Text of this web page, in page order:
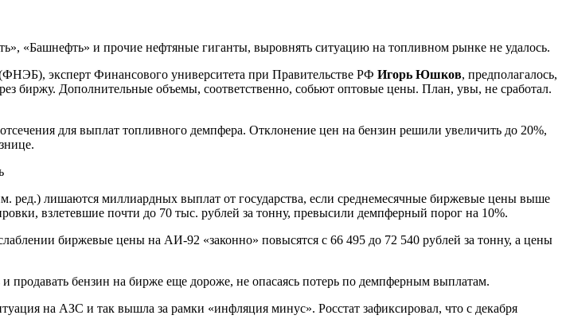
«Башнефть» и прочие нефтяные гиганты, выровнять ситуацию на топливном рынке не удалось.
эксперт Финансового университета при Правительстве РФ Игорь Юшков, предполагалось,
биржу. Дополнительные объемы, соответственно, собьют оптовые цены. План, увы, не сработал.
для выплат топливного демпфера. Отклонение цен на бензин решили увеличить до 20%,
лишаются миллиардных выплат от государства, если среднемесячные биржевые цены выше
взлетевшие почти до 70 тыс. рублей за тонну, превысили демпферный порог на 10%.
биржевые цены на АИ-92 «законно» повысятся с 66 495 до 72 540 рублей за тонну, а цены
продавать бензин на бирже еще дороже, не опасаясь потерь по демпферным выплатам.
на АЗС и так вышла за рамки «инфляция минус». Росстат зафиксировал, что с декабря